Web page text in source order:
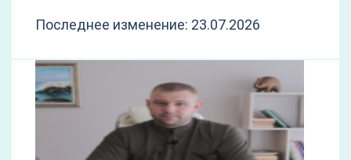
Последнее изменение: 23.07.2026